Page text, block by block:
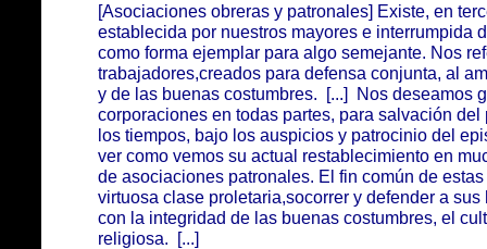
[Asociaciones obreras y patronales] Existe, en
establecida por nuestros mayores e interrumpida
como forma ejemplar para algo semejante. Nos
trabajadores,creados para defensa conjunta, al
y de las buenas costumbres. [...] Nos deseamos
corporaciones en todas partes, para salvación
los tiempos, bajo los auspicios y patrocinio del
ver como vemos su actual restablecimiento en
de asociaciones patronales. El fin común de
virtuosa clase proletaria,socorrer y defender a
con la integridad de las buenas costumbres, el
religiosa. [...]